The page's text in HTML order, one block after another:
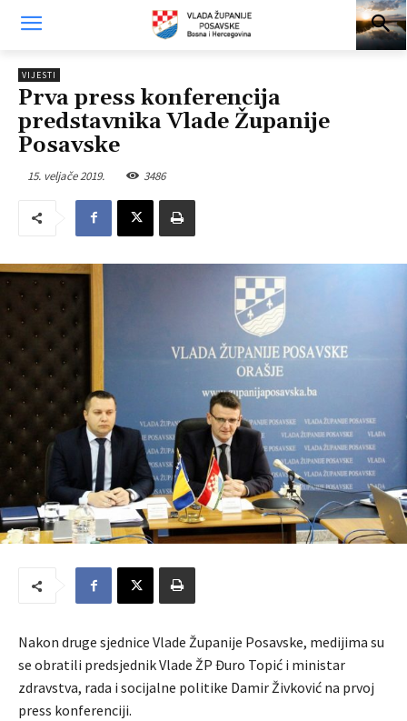
VIJESTI
Prva press konferencija
predstavnika Vlade Županije
Posavske
15. veljače 2019. 3486
Nakon druge sjednice Vlade Županije Posavske, medijima su
se obratili predsjednik Vlade ŽP Đuro Topić i ministar
zdravstva, rada i socijalne politike Damir Živković na prvoj
press konferenciji.